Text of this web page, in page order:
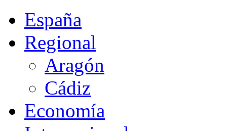
España
Regional
Aragón
Cádiz
Economía